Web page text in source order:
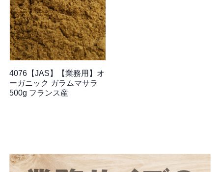
4076【JAS】【業務用】オ
ーガニック ガラムマサラ
500g フランス産